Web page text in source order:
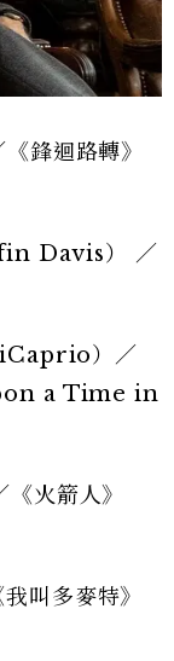
鋒迴路轉》
Davis） ／
）／
a Time in
火箭人》
叫多麥特》